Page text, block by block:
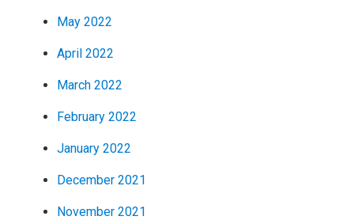
May 2022
April 2022
March 2022
February 2022
January 2022
December 2021
November 2021